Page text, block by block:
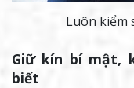
Luôn kiểm
Giữ kín bí mật,
biết